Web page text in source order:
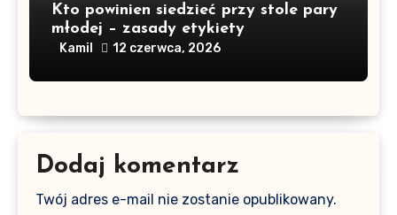
Kto powinien siedzieć przy stole pary
młodej – zasady etykiety
Kamil 12 czerwca, 2026
Dodaj komentarz
Twój adres e-mail nie zostanie opublikowany.